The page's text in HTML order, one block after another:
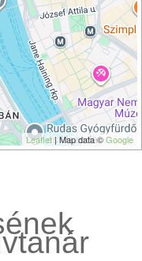
Leaflet| Map data ©Google